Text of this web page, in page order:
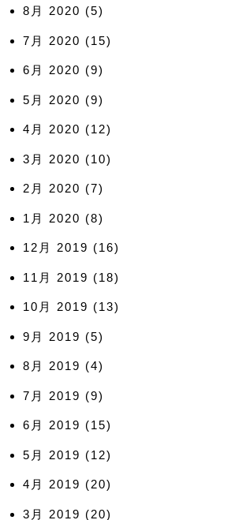
8月 2020 (5)
7月 2020 (15)
6月 2020 (9)
5月 2020 (9)
4月 2020 (12)
3月 2020 (10)
2月 2020 (7)
1月 2020 (8)
12月 2019 (16)
11月 2019 (18)
10月 2019 (13)
9月 2019 (5)
8月 2019 (4)
7月 2019 (9)
6月 2019 (15)
5月 2019 (12)
4月 2019 (20)
3月 2019 (20)